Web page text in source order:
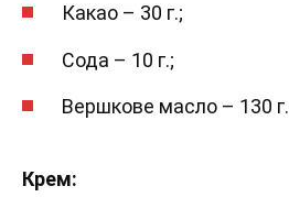
Какао – 30 г.;
Сода – 10 г.;
Вершкове масло – 130 г.
Крем: